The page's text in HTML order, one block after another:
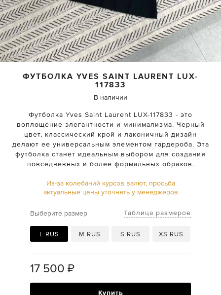
ФУТБОЛКА YVES SAINT LAURENT LUX-
117833
В наличии
Футболка Yves Saint Laurent LUX-117833 - это
воплощение элегантности и минимализма. Черный
цвет, классический крой и лаконичный дизайн
делают ее универсальным элементом гардероба. Эта
футболка станет идеальным выбором для создания
повседневных и более формальных образов.
Из-за колебаний курсов валют, просьба
актуальные цены уточнять у менеджеров
Выберите размер Таблица размеров
L RUS M RUS S RUS XS RUS
17 500 ₽
Купить